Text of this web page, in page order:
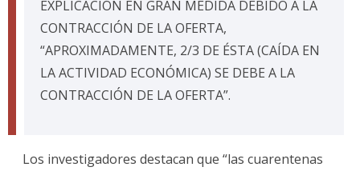
EXPLICACIÓN EN GRAN MEDIDA DEBIDO A LA
CONTRACCIÓN DE LA OFERTA,
“APROXIMADAMENTE, 2/3 DE ÉSTA (CAÍDA EN
LA ACTIVIDAD ECONÓMICA) SE DEBE A LA
CONTRACCIÓN DE LA OFERTA”.
Los investigadores destacan que “las cuarentenas